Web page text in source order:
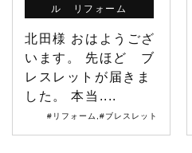
ル リフォーム
北田様 おはようござ
います。 先ほど ブ
レスレットが届きま
した。 本当....
#リフォーム #ブレスレット